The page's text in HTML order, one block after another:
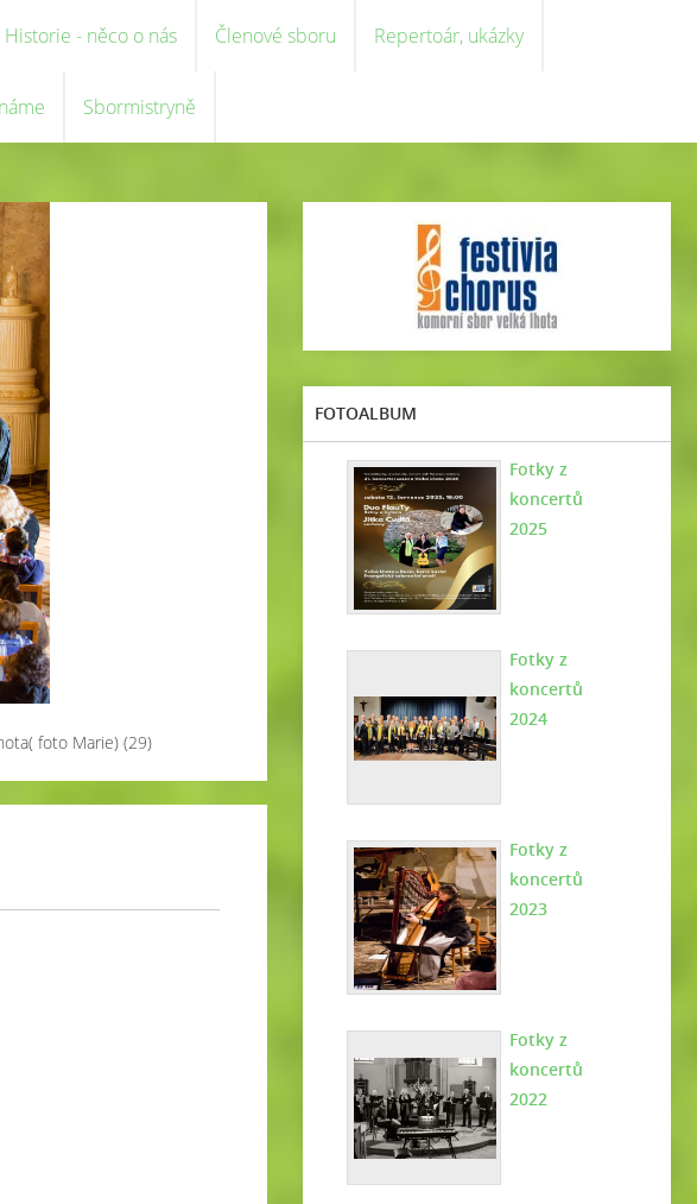
Historie - něco o nás Členové sboru Repertoár, ukázky
Sbormistryně
foto Marie) (29)
FOTOALBUM
Fotky z
koncertů
2025
Fotky z
koncertů
2024
Fotky z
koncertů
2023
Fotky z
koncertů
2022